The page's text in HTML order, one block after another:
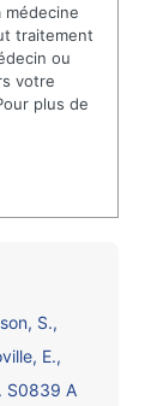
médecine
traitement
ou
votre
plus de
S.,
E.,
S0839 A